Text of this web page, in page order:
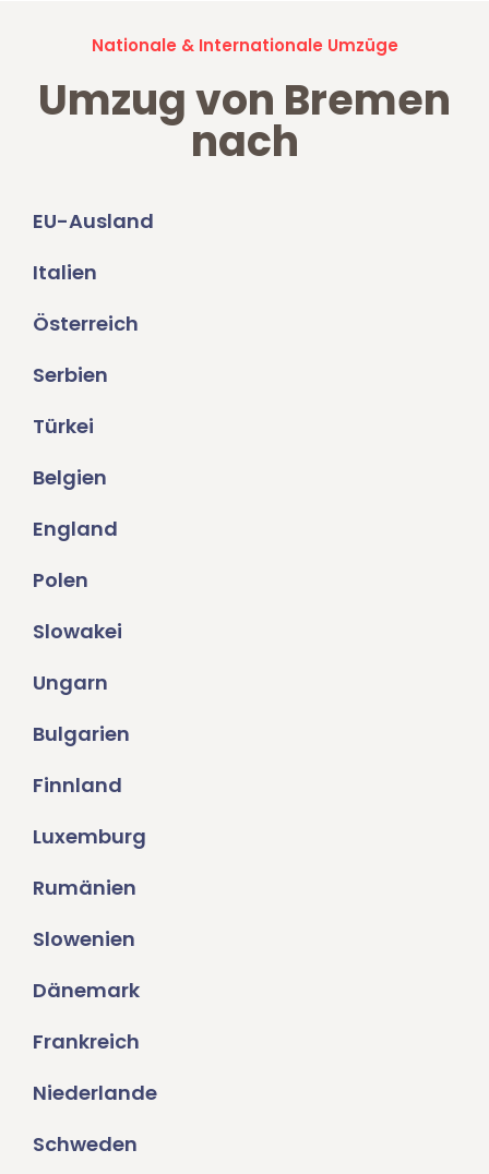
Nationale & Internationale Umzüge
Umzug von Bremen
nach
EU-Ausland
Italien
Österreich
Serbien
Türkei
Belgien
England
Polen
Slowakei
Ungarn
Bulgarien
Finnland
Luxemburg
Rumänien
Slowenien
Dänemark
Frankreich
Niederlande
Schweden